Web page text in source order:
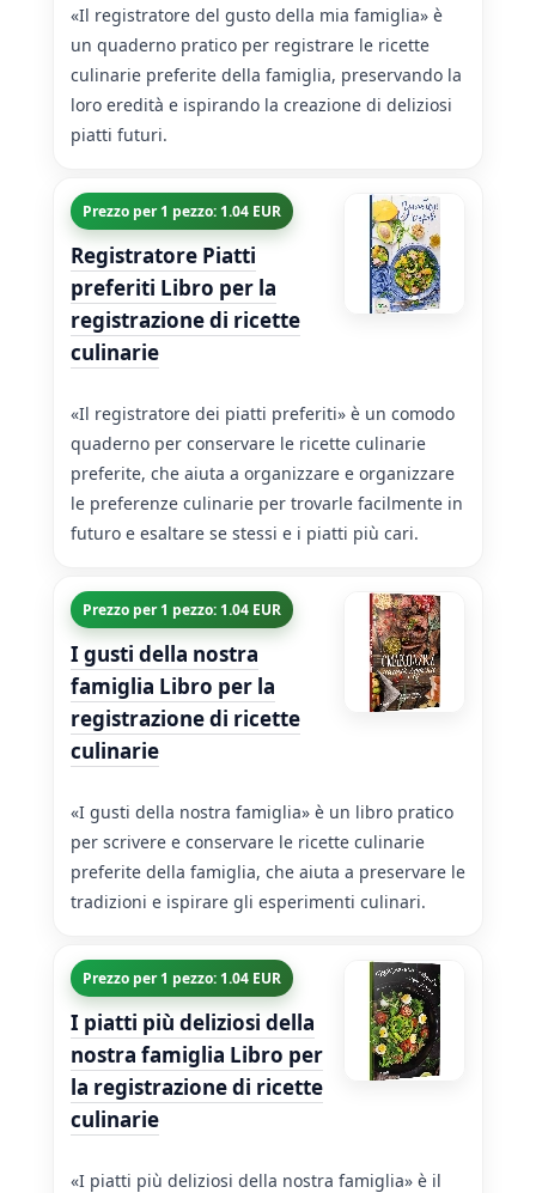
«Il registratore del gusto della mia famiglia» è
un quaderno pratico per registrare le ricette
culinarie preferite della famiglia, preservando la
loro eredità e ispirando la creazione di deliziosi
piatti futuri.
Prezzo per 1 pezzo: 1.04 EUR
Registratore Piatti
preferiti Libro per la
registrazione di ricette
culinarie
«Il registratore dei piatti preferiti» è un comodo
quaderno per conservare le ricette culinarie
preferite, che aiuta a organizzare e organizzare
le preferenze culinarie per trovarle facilmente in
futuro e esaltare se stessi e i piatti più cari.
Prezzo per 1 pezzo: 1.04 EUR
I gusti della nostra
famiglia Libro per la
registrazione di ricette
culinarie
«I gusti della nostra famiglia» è un libro pratico
per scrivere e conservare le ricette culinarie
preferite della famiglia, che aiuta a preservare le
tradizioni e ispirare gli esperimenti culinari.
Prezzo per 1 pezzo: 1.04 EUR
I piatti più deliziosi della
nostra famiglia Libro per
la registrazione di ricette
culinarie
«I piatti più deliziosi della nostra famiglia» è il